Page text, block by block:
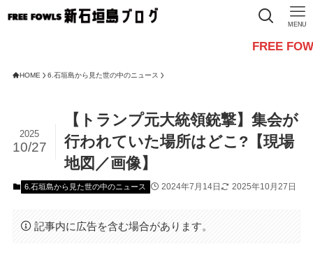
MENU
FREE FOWLSからのお
HOME 6.石垣島から見た世の中のニュース
【トランプ元大統領銃撃】集会が
行われていた場所はどこ?【現場
地図／画像】
2025
10/27
6.石垣島から見た世の中のニュース 2024年7月14日 2025年10月27日
記事内に広告を含む場合があります。